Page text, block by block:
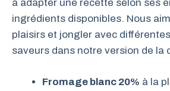
à adapter une recette selon ses
ingrédients disponibles. Nous
plaisirs et jongler avec
saveurs dans notre version de la
Fromage blanc 20% à la